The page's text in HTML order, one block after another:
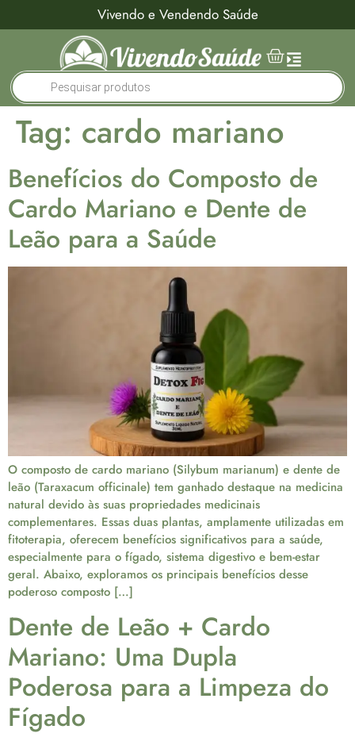
Vivendo e Vendendo Saúde
Tag: cardo mariano
Benefícios do Composto de
Cardo Mariano e Dente de
Leão para a Saúde
O composto de cardo mariano (Silybum marianum) e dente de
leão (Taraxacum officinale) tem ganhado destaque na medicina
natural devido às suas propriedades medicinais
complementares. Essas duas plantas, amplamente utilizadas em
fitoterapia, oferecem benefícios significativos para a saúde,
especialmente para o fígado, sistema digestivo e bem-estar
geral. Abaixo, exploramos os principais benefícios desse
poderoso composto […]
Dente de Leão + Cardo
Mariano: Uma Dupla
Poderosa para a Limpeza do
Fígado